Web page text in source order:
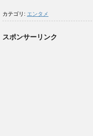
カテゴリ: エンタメ
スポンサーリンク